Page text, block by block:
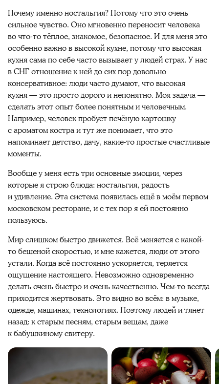
Почему именно ностальгия? Потому что это очень
сильное чувство. Оно мгновенно переносит человека
во что-то тёплое, знакомое, безопасное. И для меня это
особенно важно в высокой кухне, потому что высокая
кухня сама по себе часто вызывает у людей страх. У нас
в СНГ отношение к ней до сих пор довольно
консервативное: люди часто думают, что высокая
кухня — это просто дорого и непонятно. Моя задача —
сделать этот опыт более понятным и человечным.
Например, человек пробует печёную картошку
с ароматом костра и тут же понимает, что это
напоминает детство, дачу, какие-то простые счастливые
моменты.
Вообще у меня есть три основные эмоции, через
которые я строю блюда: ностальгия, радость
и удивление. Эта система появилась ещё в моём первом
московском ресторане, и с тех пор я ей постоянно
пользуюсь.
Мир слишком быстро движется. Всё меняется с какой-
то бешеной скоростью, и мне кажется, люди от этого
устали. Когда всё постоянно ускоряется, теряется
ощущение настоящего. Невозможно одновременно
делать очень быстро и очень качественно. Чем-то всегда
приходится жертвовать. Это видно во всём: в музыке,
одежде, машинах, технологиях. Поэтому людей и тянет
назад: к старым песням, старым вещам, даже
к бабушкиному свитеру.